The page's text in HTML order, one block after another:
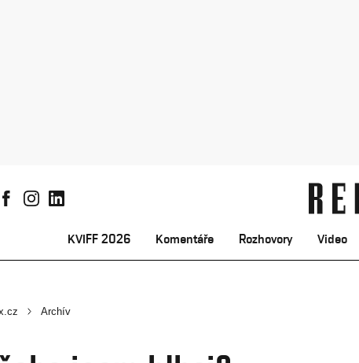
KVIFF 2026 Komentáře Rozhovory Video
Archív